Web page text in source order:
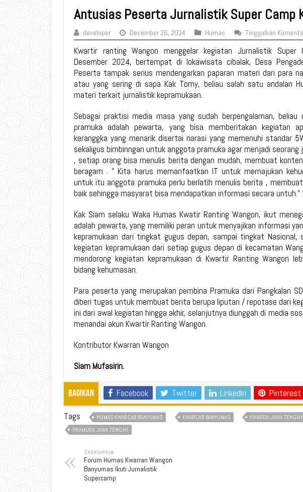
Antusias Peserta Jurnalistik Super Camp
developer December 26, 2024 Humas Tinggalkan
Kwartir ranting Wangon menggelar kegiatan Jurnalistik Super
Desember 2024, bertempat di lokawisata cibalak, Desa
Peserta tampak serius mendengarkan paparan materi dari para
atau yang sering di sapa Kak Tomy, beliau salah satu andalan
materi terkait jurnalistik kepramukaan.
Sebagai praktisi media masa yang sudah berpengalaman,
pramuka adalah pewarta, yang bisa memberitakan kegiatan
keranggka yang menarik disertai narasi yang memenuhi standar
sekaligus bimbinngan untuk anggota pramuka agar menjadi seorang
, setiap orang bisa menulis berita dengan mudah, membuat
beragam . ” Kita harus memanfaatkan IT untuk memajukan
untuk itu anggota pramuka perlu berlatih menulis berita ,
baik sehingga masyarat bisa mendapatkan informasi secara
Kak Siam selaku Waka Humas Kwatir Ranting Wangon, ikut
adalah pewarta, yang memiliki peran untuk menyajikan informasi
kepramukaan dari tingkat gugus depan, sampai tingkat Nasional,
kegiatan kepramukaan dari setiap gugus depan di kecamatan
mendorong kegiatan kepramukaan di Kwartir Ranting Wangon
bidang kehumasan.
Para peserta yang merupakan pembina Pramuka dari Pangkalan
diberi tugas untuk membuat berita berupa liputan / repotase dari
ini dari awal kegiatan hingga akhir, selanjutnya diunggah di media
menandai akun Kwartir Ranting Wangon.
Kontributor Kwarran Wangon
Siam Mufasirin.
Bagikan Facebook Twitter LinkedIn Pinterest
Tags HUMAS KWARCAB BANYUMAS KWARCAB BANYUMAS KWARDA JAWA TENGAH
PRAMUKA JAWA TENGAH
Sebelumnya
Forum Humas Kwarran Wangon
Banyumas Ikuti Jurnalistik
Supercamp